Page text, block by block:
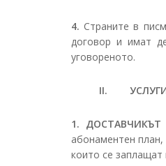
4. Страните в
договор и имат
уговореното.
II. УСЛУГИ,
1. ДОСТАВЧИКЪТ
абонаментен план,
които се заплащат